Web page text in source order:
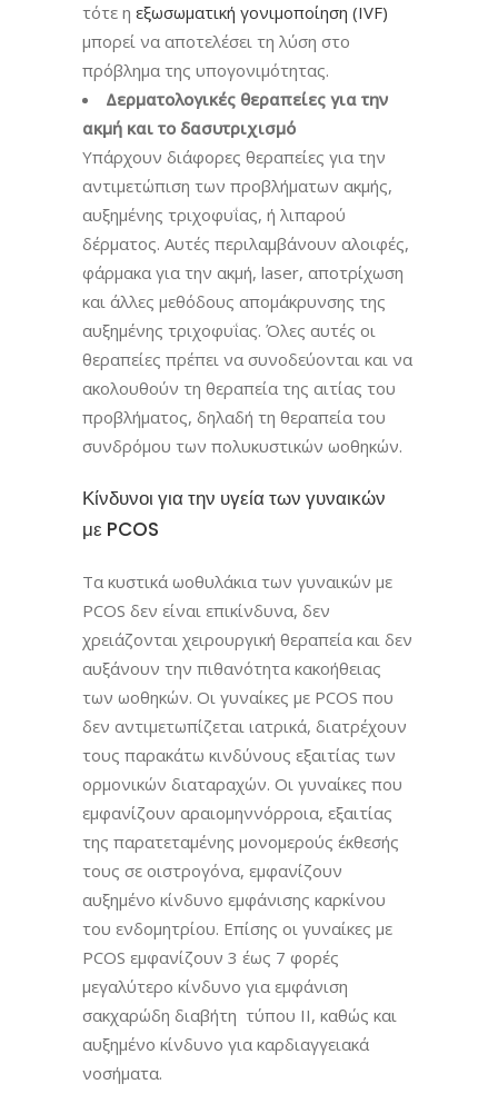
τότε η εξωσωματική γονιμοποίηση (IVF)
μπορεί να αποτελέσει τη λύση στο
πρόβλημα της υπογονιμότητας.
Δερματολογικές θεραπείες για την
ακμή και το δασυτριχισμό
Υπάρχουν διάφορες θεραπείες για την
αντιμετώπιση των προβλήματων ακμής,
αυξημένης τριχοφυΐας, ή λιπαρού
δέρματος. Αυτές περιλαμβάνουν αλοιφές,
φάρμακα για την ακμή, laser, αποτρίχωση
και άλλες μεθόδους απομάκρυνσης της
αυξημένης τριχοφυΐας. Όλες αυτές οι
θεραπείες πρέπει να συνοδεύονται και να
ακολουθούν τη θεραπεία της αιτίας του
προβλήματος, δηλαδή τη θεραπεία του
συνδρόμου των πολυκυστικών ωοθηκών.
Κίνδυνοι για την υγεία των γυναικών
με PCOS
Τα κυστικά ωοθυλάκια των γυναικών με
PCOS δεν είναι επικίνδυνα, δεν
χρειάζονται χειρουργική θεραπεία και δεν
αυξάνουν την πιθανότητα κακοήθειας
των ωοθηκών. Οι γυναίκες με PCOS που
δεν αντιμετωπίζεται ιατρικά, διατρέχουν
τους παρακάτω κινδύνους εξαιτίας των
ορμονικών διαταραχών. Οι γυναίκες που
εμφανίζουν αραιομηννόρροια, εξαιτίας
της παρατεταμένης μονομερούς έκθεσής
τους σε οιστρογόνα, εμφανίζουν
αυξημένο κίνδυνο εμφάνισης καρκίνου
του ενδομητρίου. Επίσης οι γυναίκες με
PCOS εμφανίζουν 3 έως 7 φορές
μεγαλύτερο κίνδυνο για εμφάνιση
σακχαρώδη διαβήτη τύπου II, καθώς και
αυξημένο κίνδυνο για καρδιαγγειακά
νοσήματα.